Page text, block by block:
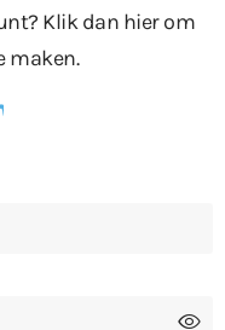
Klik dan hierom
maken.